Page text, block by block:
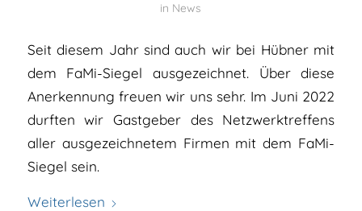
in News
Seit diesem Jahr sind auch wir bei Hübner mit
dem FaMi-Siegel ausgezeichnet. Über diese
Anerkennung freuen wir uns sehr. Im Juni 2022
durften wir Gastgeber des Netzwerktreffens
aller ausgezeichnetem Firmen mit dem FaMi-
Siegel sein.
Weiterlesen